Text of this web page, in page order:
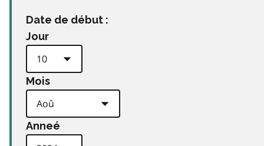
Date de début :
Jour
Mois
Anneé